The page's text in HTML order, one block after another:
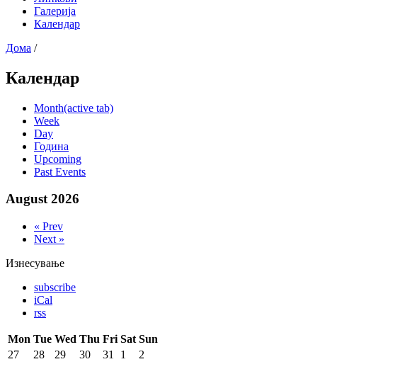
Галерија
Календар
Дома /
Календар
Month(active tab)
Week
Day
Година
Upcoming
Past Events
August 2026
« Prev
Next »
Изнесување
subscribe
iCal
rss
Mon Tue Wed Thu Fri Sat Sun
27
28 29 30 31 1 2